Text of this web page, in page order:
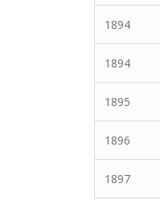
1894
1894
1895
1896
1897